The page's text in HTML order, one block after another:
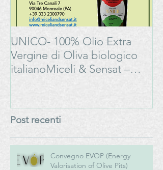
UNICO- 100% Olio Extra
Vergine di Oliva biologico
italianoMiceli & Sensat –
Post recenti
Convegno EVOP (Energy
Valorisation of Olive Pits)